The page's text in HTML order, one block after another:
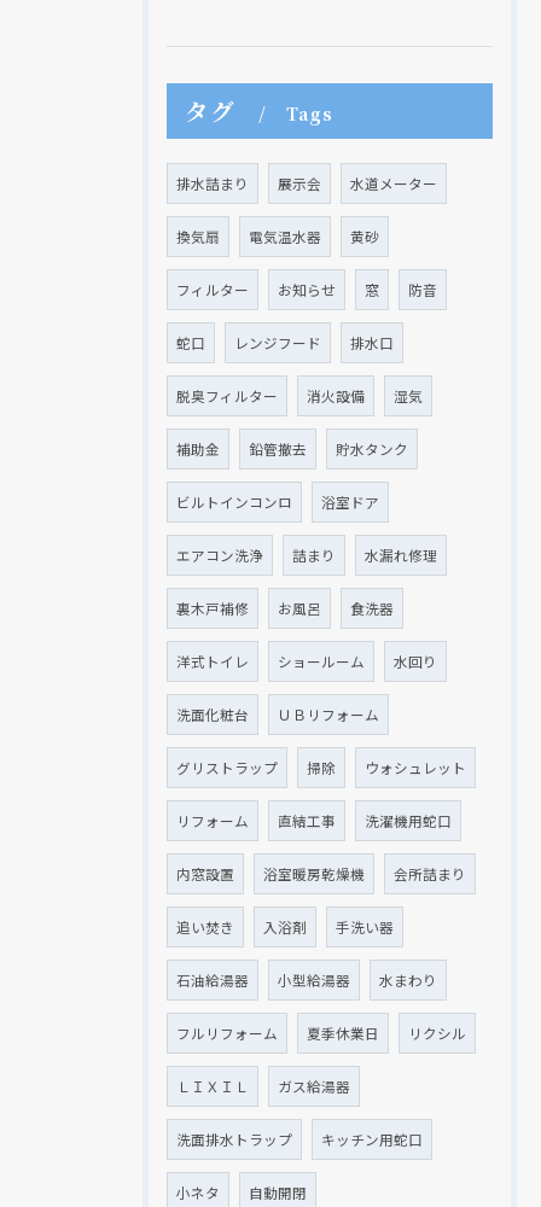
タグ Tags
排水詰まり 展示会 水道メーター
換気扇 電気温水器 黄砂
フィルター お知らせ 窓 防音
蛇口 レンジフード 排水口
脱臭フィルター 消火設備 湿気
補助金 鉛管撤去 貯水タンク
ビルトインコンロ 浴室ドア
エアコン洗浄 詰まり 水漏れ修理
裏木戸補修 お風呂 食洗器
洋式トイレ ショールーム 水回り
洗面化粧台 ＵＢリフォーム
グリストラップ 掃除 ウォシュレット
リフォーム 直結工事 洗濯機用蛇口
内窓設置 浴室暖房乾燥機 会所詰まり
追い焚き 入浴剤 手洗い器
石油給湯器 小型給湯器 水まわり
フルリフォーム 夏季休業日 リクシル
ＬＩＸＩＬ ガス給湯器
洗面排水トラップ キッチン用蛇口
小ネタ 自動開閉